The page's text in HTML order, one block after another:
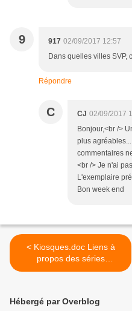
9 917 02/09/2017 12:57
Dans quelles villes SVP,
Répondre
C CJ 02/09/2017
Bonjour,<br />
plus
commentaires
<br /> Je n'ai
L'exemplaire
Bon week end
< Kiosques.doc Liens à
propos des séries
miniatures presse librairies
Hébergé par Overblog